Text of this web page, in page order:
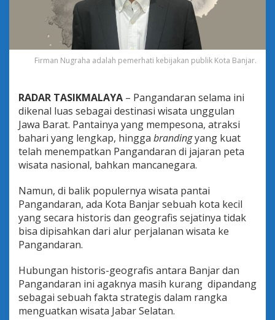
a
P
g
a
a
n
:
S
a
n
y
a
a
k
a
n
W
i
Firman Nugraha adalah pemerhati kebijakan publik Kota Banjar.
RADAR TASIKMALAYA – Pangandaran selama ini
dikenal luas sebagai destinasi wisata unggulan
Jawa Barat. Pantainya yang mempesona, atraksi
bahari yang lengkap, hingga brandingyang kuat
telah menempatkan Pangandaran di jajaran peta
wisata nasional, bahkan mancanegara.
Namun, di balik populernya wisata pantai
Pangandaran, ada Kota Banjar sebuah kota kecil
yang secara historis dan geografis sejatinya tidak
bisa dipisahkan dari alur perjalanan wisata ke
Pangandaran.
Hubungan historis-geografis antara Banjar dan
Pangandaran ini agaknya masih kurang dipandang
sebagai sebuah fakta strategis dalam rangka
menguatkan wisata Jabar Selatan.